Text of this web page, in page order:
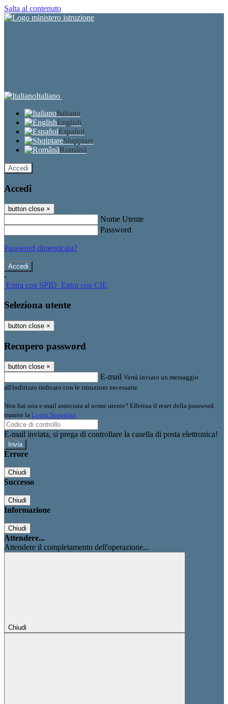
Salta al contenuto
Italiano
Italiano
English
Español
Shqiptare
Română
Accedi
Accedi
button close ×
Nome Utente
Password
Password dimenticata?
-
Entra con SPID Entra con CIE
Seleziona utente
button close ×
Recupero password
button close ×
E-mail Verrà inviato un messaggio
all'indirizzo indicato con le istruzioni necessarie.
Non hai una e-mail associata al nome utente? Effettua il reset della password
tramite la Login Spaggiari
E-mail inviata, si prega di controllare la casella di posta elettronica!
Errore
Chiudi
Successo
Chiudi
Informazione
Chiudi
Attendere...
Attendere il completamento dell'operazione...
Chiudi